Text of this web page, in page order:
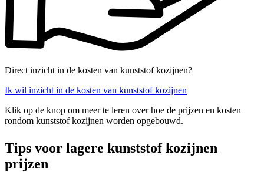
Direct inzicht in de kosten van kunststof kozijnen?
Ik wil inzicht in de kosten van kunststof kozijnen
Klik op de knop om meer te leren over hoe de prijzen en kosten
rondom kunststof kozijnen worden opgebouwd.
Tips voor lagere kunststof kozijnen
prijzen